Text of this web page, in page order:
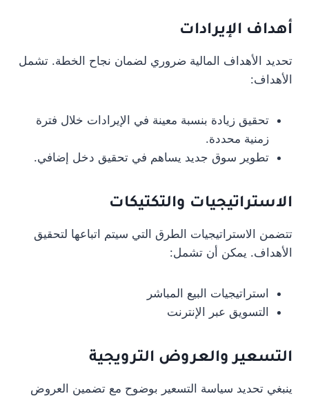
أهداف الإيرادات
تحديد الأهداف المالية ضروري لضمان نجاح الخطة. تشمل
الأهداف:
تحقيق زيادة بنسبة معينة في الإيرادات خلال فترة
زمنية محددة.
تطوير سوق جديد يساهم في تحقيق دخل إضافي.
الاستراتيجيات والتكتيكات
تتضمن الاستراتيجيات الطرق التي سيتم اتباعها لتحقيق
الأهداف. يمكن أن تشمل:
استراتيجيات البيع المباشر
التسويق عبر الإنترنت
التسعير والعروض الترويجية
ينبغي تحديد سياسة التسعير بوضوح مع تضمين العروض